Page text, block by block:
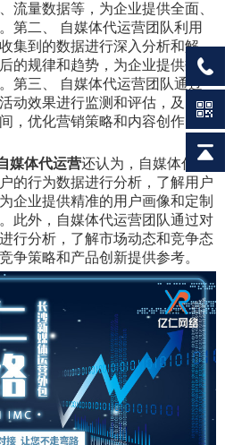
流量数据等，为企业提供全面、
第二、 自媒体代运营团队利用
集到的数据进行深入分析和解
的规律和趋势，为企业提供数据
第三、 自媒体代运营团队通过
动效果进行监测和评估，及时发
，优化营销策略和内容创作，提
媒体代运营还认为，自媒体代运
的行为数据进行分析，了解用户
企业提供精准的用户画像和定制
此外，自媒体代运营团队通过对
行分析，了解市场动态和竞争态
争策略和产品创新提供参考。